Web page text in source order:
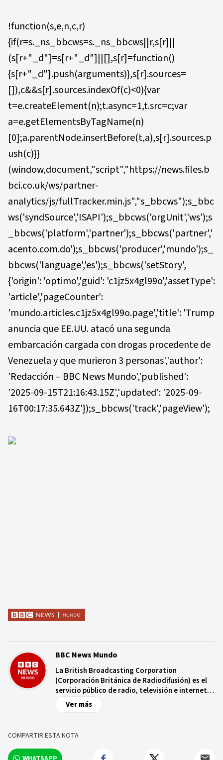
!function(s,e,n,c,r)
{if(r=s._ns_bbcws=s._ns_bbcws||r,s[r]||
(s[r+"_d"]=s[r+"_d"]||[],s[r]=function()
{s[r+"_d"].push(arguments)},s[r].sources=
[]),c&&s[r].sources.indexOf(c)<0){var
t=e.createElement(n);t.async=1,t.src=c;var
a=e.getElementsByTagName(n)
[0];a.parentNode.insertBefore(t,a),s[r].sources.p
ush(c)}}
(window,document,"script","https://news.files.b
bci.co.uk/ws/partner-
analytics/js/fullTracker.min.js","s_bbcws");s_bbc
ws('syndSource','ISAPI');s_bbcws('orgUnit','ws');s
_bbcws('platform','partner');s_bbcws('partner','
acento.com.do');s_bbcws('producer','mundo');s_
bbcws('language','es');s_bbcws('setStory',
{'origin': 'optimo','guid': 'c1jz5x4gl99o','assetType':
'article','pageCounter':
'mundo.articles.c1jz5x4gl99o.page','title': 'Trump
anuncia que EE.UU. atacó una segunda
embarcación cargada con drogas procedente de
Venezuela y que murieron 3 personas','author':
'Redacción – BBC News Mundo','published':
'2025-09-15T21:16:43.15Z','updated': '2025-09-
16T00:17:35.643Z'});s_bbcws('track','pageView');
BBC News Mundo
La British Broadcasting Corporation
(Corporación Británica de Radiodifusión) es el
servicio público de radio, televisión e internet
de Reino Unido, con más de nueve décadas de
trayectoria. Es independiente de controles
independencia. La BBC cuenta con una red de
más de 250 corresponsales en territorio
Ver más
COMPARTIR ESTA NOTA